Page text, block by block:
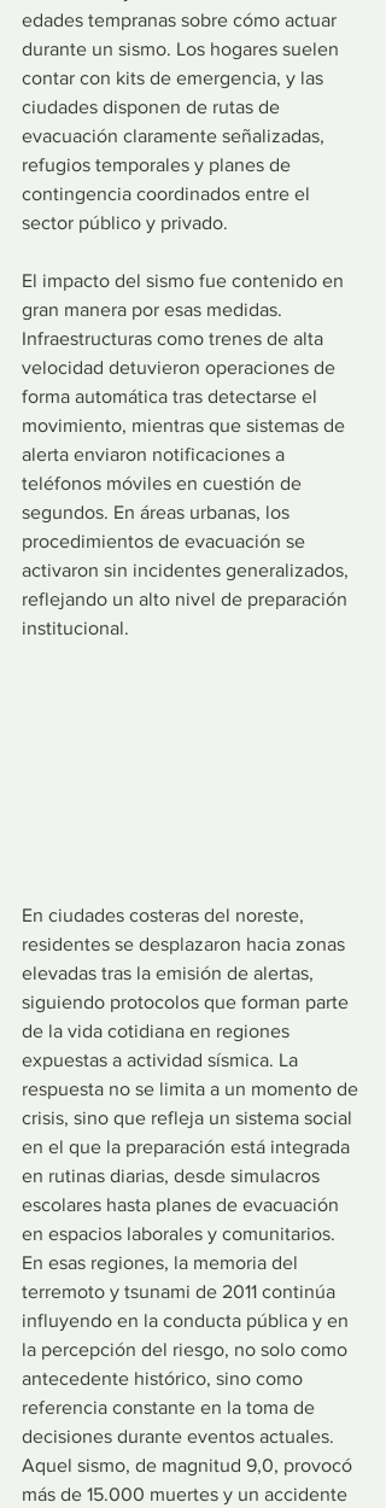
edades tempranas sobre cómo actuar
durante un sismo. Los hogares suelen
contar con kits de emergencia, y las
ciudades disponen de rutas de
evacuación claramente señalizadas,
refugios temporales y planes de
contingencia coordinados entre el
sector público y privado.
El impacto del sismo fue contenido en
gran manera por esas medidas.
Infraestructuras como trenes de alta
velocidad detuvieron operaciones de
forma automática tras detectarse el
movimiento, mientras que sistemas de
alerta enviaron notificaciones a
teléfonos móviles en cuestión de
segundos. En áreas urbanas, los
procedimientos de evacuación se
activaron sin incidentes generalizados,
reflejando un alto nivel de preparación
institucional.
En ciudades costeras del noreste,
residentes se desplazaron hacia zonas
elevadas tras la emisión de alertas,
siguiendo protocolos que forman parte
de la vida cotidiana en regiones
expuestas a actividad sísmica. La
respuesta no se limita a un momento de
crisis, sino que refleja un sistema social
en el que la preparación está integrada
en rutinas diarias, desde simulacros
escolares hasta planes de evacuación
en espacios laborales y comunitarios.
En esas regiones, la memoria del
terremoto y tsunami de 2011 continúa
influyendo en la conducta pública y en
la percepción del riesgo, no solo como
antecedente histórico, sino como
referencia constante en la toma de
decisiones durante eventos actuales.
Aquel sismo, de magnitud 9,0, provocó
más de 15.000 muertes y un accidente